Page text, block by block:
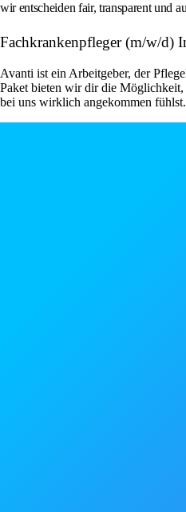
wir entscheiden fair, transparent und
Fachkrankenpfleger (m/w/d)
Avanti ist ein Arbeitgeber, der
Paket bieten wir dir die Möglichkeit,
bei uns wirklich angekommen fühlst.